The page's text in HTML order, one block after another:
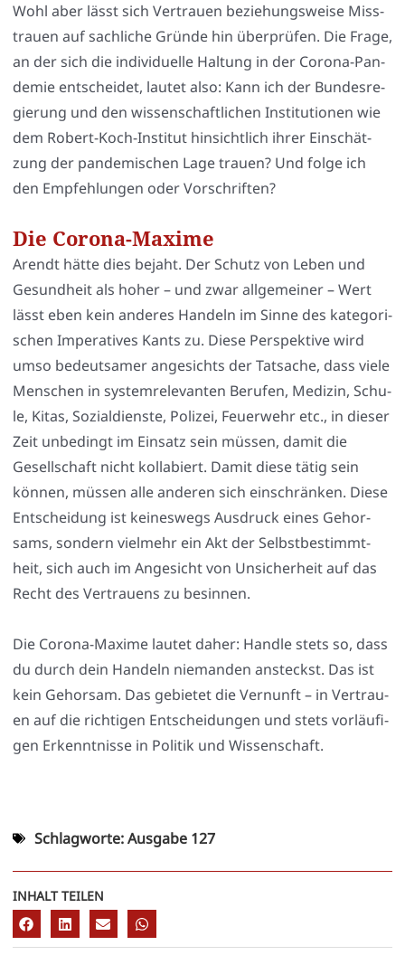
Wohl aber lässt sich Ver­trau­en bezie­hungs­wei­se Miss­
trau­en auf sach­li­che Grün­de hin über­prü­fen. Die Fra­ge,
an der sich die indi­vi­du­el­le Hal­tung in der Coro­na-Pan­
de­mie ent­schei­det, lau­tet also: Kann ich der Bun­des­re­
gie­rung und den wis­sen­schaft­li­chen Insti­tu­tio­nen wie
dem Robert-Koch-Insti­tut hin­sicht­lich ihrer Ein­schät­
zung der pan­de­mi­schen Lage trau­en? Und fol­ge ich
den Emp­feh­lun­gen oder Vor­schrif­ten?
Die Corona-Maxime
Are­ndt hät­te dies bejaht. Der Schutz von Leben und
Gesund­heit als hoher – und zwar all­ge­mei­ner – Wert
lässt eben kein ande­res Han­deln im Sin­ne des kate­go­ri­
schen Impe­ra­ti­ves Kants zu. Die­se Per­spek­ti­ve wird
umso bedeut­sa­mer ange­sichts der Tat­sa­che, dass vie­le
Men­schen in sys­tem­re­le­van­ten Beru­fen, Medi­zin, Schu­
le, Kitas, Sozi­al­diens­te, Poli­zei, Feu­er­wehr etc., in die­ser
Zeit unbe­dingt im Ein­satz sein müs­sen, damit die
Gesell­schaft nicht kol­la­biert. Damit die­se tätig sein
kön­nen, müs­sen alle ande­ren sich ein­schrän­ken. Die­se
Ent­schei­dung ist kei­nes­wegs Aus­druck eines Gehor­
sams, son­dern viel­mehr ein Akt der Selbst­be­stimmt­
heit, sich auch im Ange­sicht von Unsi­cher­heit auf das
Recht des Ver­trau­ens zu besin­nen.
Die Coro­na-Maxi­me lau­tet daher: Hand­le stets so, dass
du durch dein Han­deln nie­man­den ansteckst. Das ist
kein Gehor­sam. Das gebie­tet die Ver­nunft – in Ver­trau­
en auf die rich­ti­gen Ent­schei­dun­gen und stets vor­läu­fi­
gen Erkennt­nis­se in Poli­tik und Wis­sen­schaft.
Schlagworte:Ausgabe 127
INHALT TEILEN